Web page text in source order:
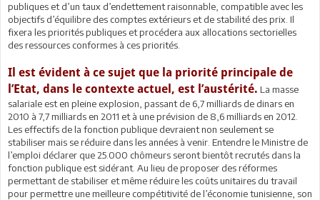
publiques et d’un taux d’endettement raisonnable, compatible avec les
objectifs d’équilibre des comptes extérieurs et de stabilité des prix. Il
fixera les priorités publiques et procédera aux allocations sectorielles
des ressources conformes à ces priorités.
Il est évident à ce sujet que la priorité principale de
l’Etat, dans le contexte actuel, est l’austérité. La masse
salariale est en pleine explosion, passant de 6,7 milliards de dinars en
2010 à 7,7 milliards en 2011 et à une prévision de 8,6 milliards en 2012.
Les effectifs de la fonction publique devraient non seulement se
stabiliser mais se réduire dans les années à venir. Entendre le Ministre de
l’emploi déclarer que 25.000 chômeurs seront bientôt recrutés dans la
fonction publique est sidérant. Au lieu de proposer des réformes
permettant de stabiliser et même réduire les coûts unitaires du travail
pour permettre une meilleure compétitivité de l’économie tunisienne, son